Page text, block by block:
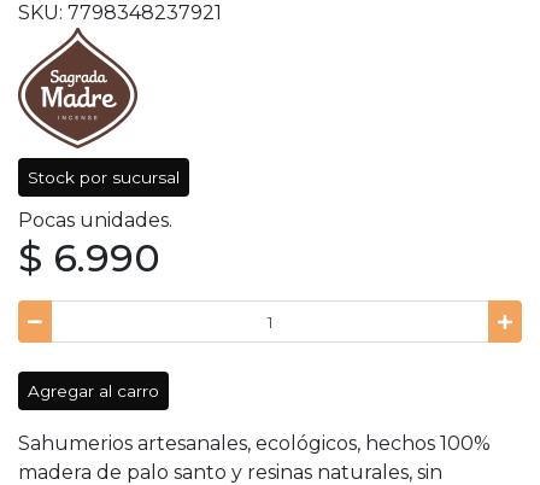
SKU: 7798348237921
Stock por sucursal
Pocas unidades.
$ 6.990
Agregar al carro
Sahumerios artesanales, ecológicos, hechos 100%
madera de palo santo y resinas naturales, sin